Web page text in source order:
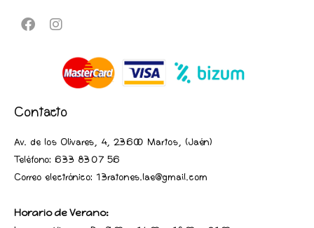
Contacto
Av. de los Olivares, 4, 23600 Martos, (Jaén)
Teléfono: 633 83 07 56
Correo electrónico: 13ratones.lae@gmail.com
Horario de Verano: